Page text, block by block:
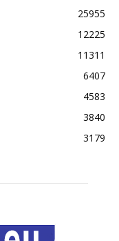
25955
12225
11311
6407
4583
3840
3179